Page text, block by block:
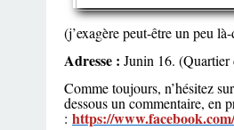
(j’exagère peut-être un peu là-
Adresse : Junin 16. (Quartier
Comme toujours, n’hésitez
dessous un commentaire, en
: https://